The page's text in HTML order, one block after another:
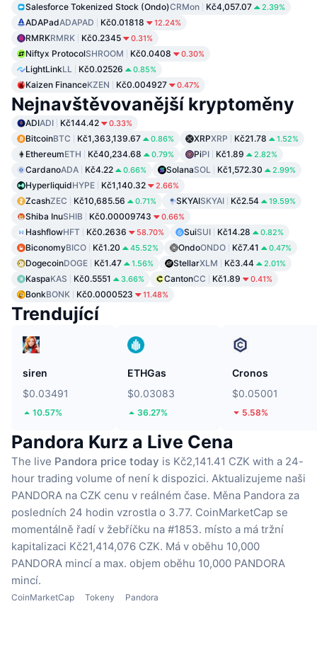
Salesforce Tokenized Stock (Ondo)CRMon Kč4,057.07 2.39%
ADAPadADAPAD Kč0.01818 12.24%
RMRKRMRK Kč0.2345 0.31%
Niftyx ProtocolSHROOM Kč0.0408 0.30%
LightLinkLL Kč0.02526 0.85%
Kaizen FinanceKZEN Kč0.004927 0.47%
Nejnavštěvovanější kryptoměny
ADIADI Kč144.42 0.33%
BitcoinBTC Kč1,363,139.67 0.86% XRPXRP Kč21.78 1.52%
EthereumETH Kč40,234.68 0.79% PiPI Kč1.89 2.82%
CardanoADA Kč4.22 0.66% SolanaSOL Kč1,572.30 2.99%
HyperliquidHYPE Kč1,140.32 2.66%
ZcashZEC Kč10,685.56 0.71% SKYAISKYAI Kč2.54 19.59%
Shiba InuSHIB Kč0.00009743 0.66%
HashflowHFT Kč0.2636 58.70% SuiSUI Kč14.28 0.82%
BiconomyBICO Kč1.20 45.52% OndoONDO Kč7.41 0.47%
DogecoinDOGE Kč1.47 1.56% StellarXLM Kč3.44 2.01%
KaspaKAS Kč0.5551 3.66% CantonCC Kč1.89 0.41%
BonkBONK Kč0.0000523 11.48%
Trendující
siren
$0.03491
10.57%
ETHGas
$0.03083
36.27%
Cronos
$0.05001
5.58%
Pandora Kurz a Live Cena
The live Pandora price today is Kč2,141.41 CZK with a 24-
hour trading volume of není k dispozici. Aktualizujeme naši
PANDORA na CZK cenu v reálném čase. Měna Pandora za
posledních 24 hodin vzrostla o 3.77. CoinMarketCap se
momentálně řadí v žebříčku na #1853. místo a má tržní
kapitalizaci Kč21,414,076 CZK. Má v oběhu 10,000
PANDORA mincí a max. objem oběhu 10,000 PANDORA
mincí.
CoinMarketCap Tokeny Pandora